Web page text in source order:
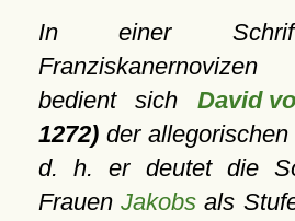
In einer
bedient sich David
1272)der allegorischen
d. h. er deutet die
FrauenJakobs als